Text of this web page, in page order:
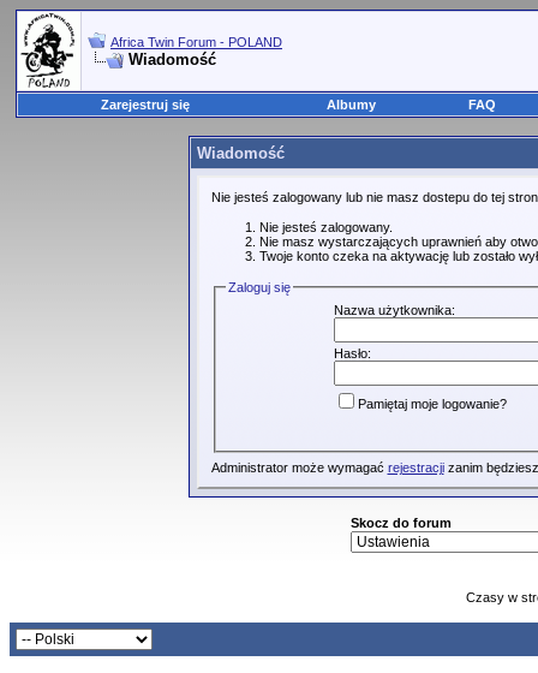
Africa Twin Forum - POLAND
Wiadomość
Zarejestruj się Albumy FAQ
Wiadomość
Nie jesteś zalogowany lub nie masz dostepu do tej
Nie jesteś zalogowany.
Nie masz wystarczających uprawnień aby
Twoje konto czeka na aktywację lub zostało
Zaloguj się
Nazwa użytkownika:
Hasło:
Pamiętaj moje logowanie?
Administrator może wymagać rejestracjizanim
Skocz do forum
Czasy w